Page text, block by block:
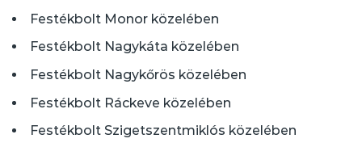
Festékbolt Monor közelében
Festékbolt Nagykáta közelében
Festékbolt Nagykőrös közelében
Festékbolt Ráckeve közelében
Festékbolt Szigetszentmiklós közelében